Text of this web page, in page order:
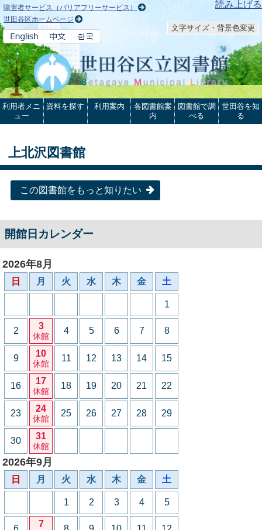
本文へ 読み上げる
障害者サービス（バリアフリーサービス）
世田谷区ホームページ
文字サイズ・背景色変更
利用者メニ
ュー
資料を探す 利用案内
各図書館案
内
図書館で調
べる
世田谷を知
る
上北沢図書館
この図書館をもっと知りたい
開館日カレンダー
2026年8月
日 月 火 水 木 金 土
1
2 3
休館
4 5 6 7 8
9 10
休館
11 12 13 14 15
16 17
休館
18 19 20 21 22
23 24
休館
25 26 27 28 29
30 31
休館
2026年9月
日 月 火 水 木 金 土
1 2 3 4 5
7